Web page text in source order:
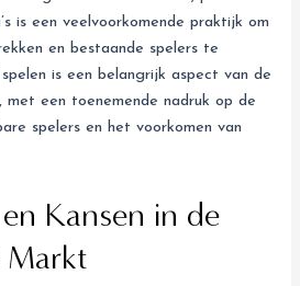
is een veelvoorkomende praktijk om
en bestaande spelers te
is een belangrijk aspect van de
met een toenemende nadruk op de
spelers en het voorkomen van
Kansen in de
Markt